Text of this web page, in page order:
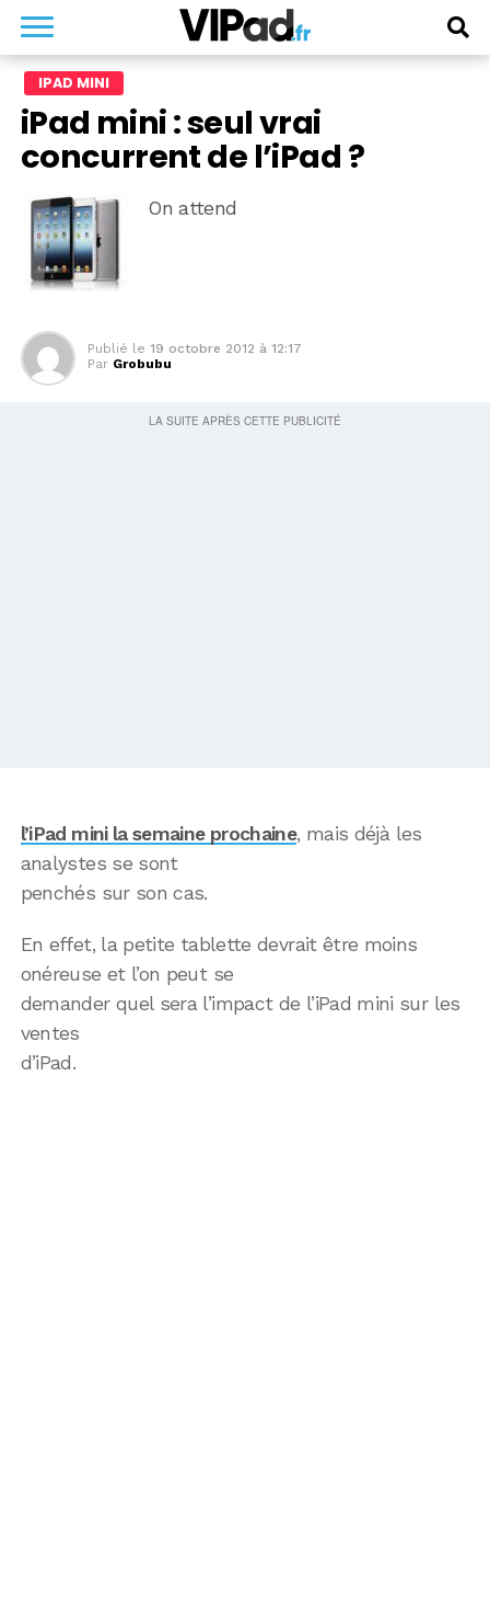
IPAD MINI
iPad mini : seul vrai
concurrent de l’iPad ?
On attend
Publié le 19 octobre 2012 à 12:17
Par Grobubu
l’iPad mini la semaine prochaine, mais déjà les
analystes se sont
penchés sur son cas.
En effet, la petite tablette devrait être moins
onéreuse et l’on peut se
demander quel sera l’impact de l’iPad mini sur les
ventes
d’iPad.